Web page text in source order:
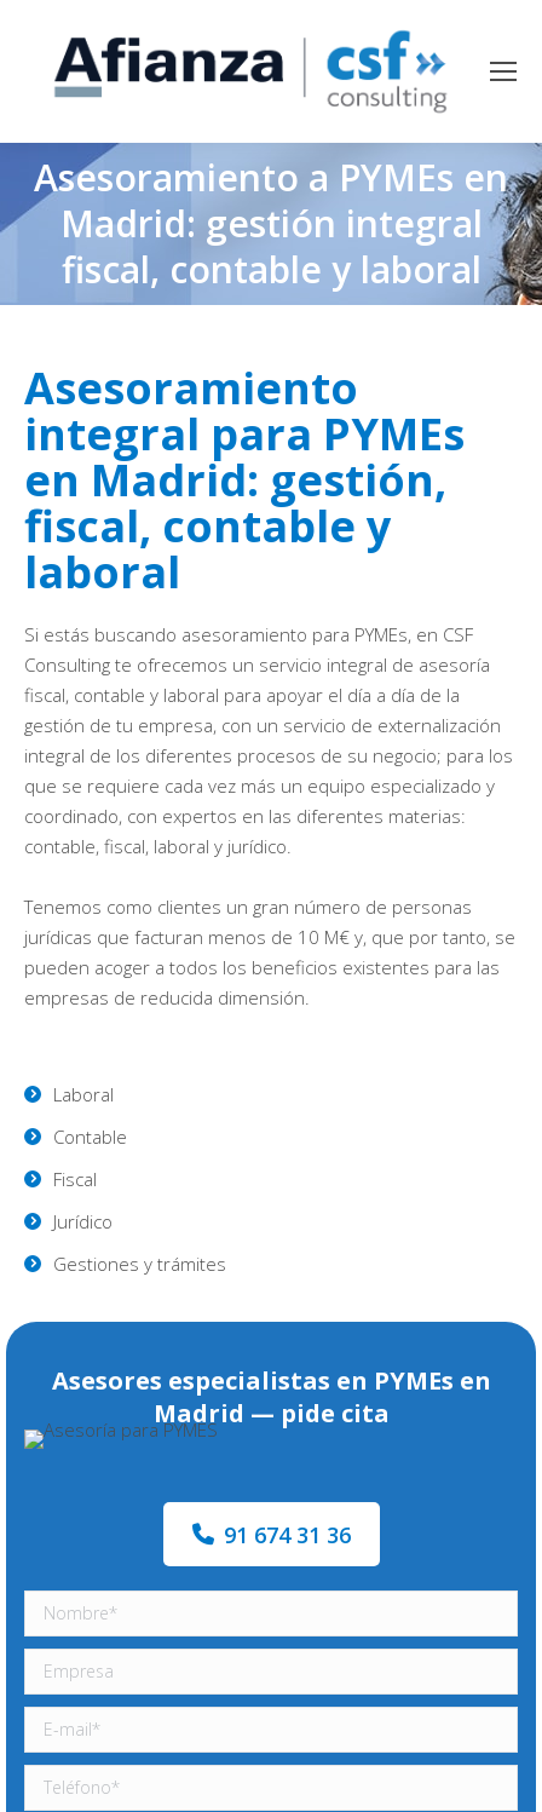
Asesoramiento a PYMEs en
Madrid: gestión integral
fiscal, contable y laboral
Asesoramiento
integral para PYMEs
en Madrid: gestión,
fiscal, contable y
laboral
Si estás buscando asesoramiento para PYMEs, en CSF
Consulting te ofrecemos un servicio integral de asesoría
fiscal, contable y laboral para apoyar el día a día de la
gestión de tu empresa, con un servicio de externalización
integral de los diferentes procesos de su negocio; para los
que se requiere cada vez más un equipo especializado y
coordinado, con expertos en las diferentes materias:
contable, fiscal, laboral y jurídico.
Tenemos como clientes un gran número de personas
jurídicas que facturan menos de 10 M€ y, que por tanto, se
pueden acoger a todos los beneficios existentes para las
empresas de reducida dimensión.
Laboral
Contable
Fiscal
Jurídico
Gestiones y trámites
Asesores especialistas en PYMEs en
Madrid — pide cita
91 674 31 36